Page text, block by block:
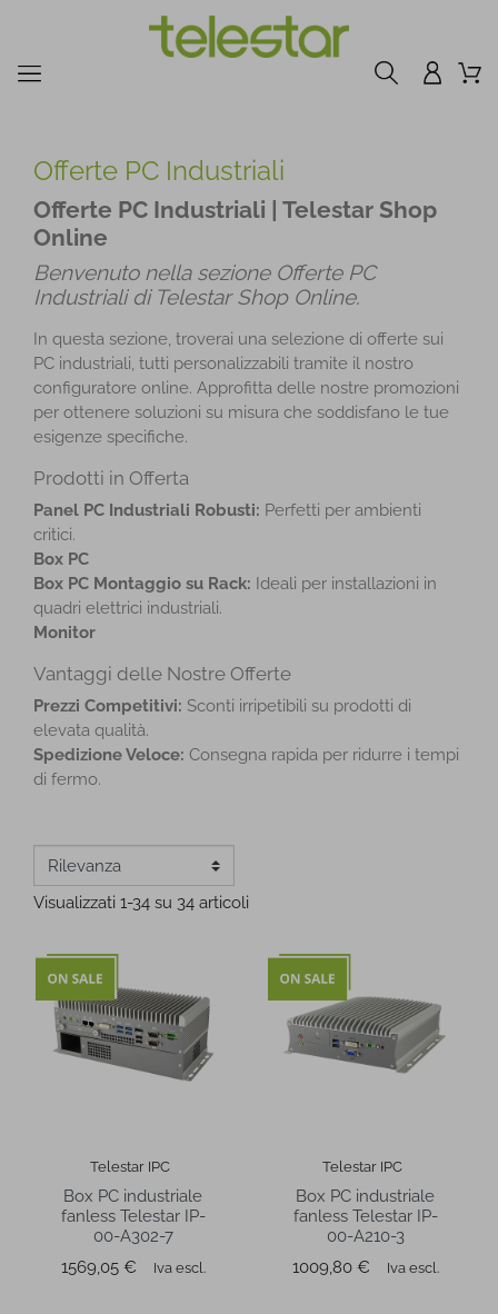
Offerte PC Industriali
Offerte PC Industriali | Telestar Shop
Online
Benvenuto nella sezione Offerte PC
Industriali di Telestar Shop Online.
In questa sezione, troverai una selezione di offerte sui
PC industriali, tutti personalizzabili tramite il nostro
configuratore online. Approfitta delle nostre promozioni
per ottenere soluzioni su misura che soddisfano le tue
esigenze specifiche.
Prodotti in Offerta
Panel PC Industriali Robusti: Perfetti per ambienti
critici.
Box PC
Box PC Montaggio su Rack: Ideali per installazioni in
quadri elettrici industriali.
Monitor
Vantaggi delle Nostre Offerte
Prezzi Competitivi: Sconti irripetibili su prodotti di
elevata qualità.
Spedizione Veloce: Consegna rapida per ridurre i tempi
di fermo.
Visualizzati 1-34 su 34 articoli
Telestar IPC
Box PC industriale
fanless Telestar IP-
00-A302-7
Prezzo
1569,05 € Iva escl.
Telestar IPC
Box PC industriale
fanless Telestar IP-
00-A210-3
Prezzo
1009,80 € Iva escl.